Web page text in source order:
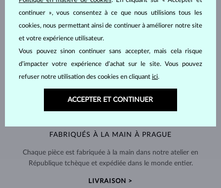
FABRIQUÉS À LA MAIN À PRAGUE
Chaque pièce est fabriquée à la main dans notre atelier en
République tchèque et expédiée dans le monde entier.
LIVRAISON >
continuer », vous consentez à ce que nous utilisions tous les
cookies, nous permettant ainsi de continuer à améliorer notre site
et votre expérience utilisateur.
Vous pouvez sinon continuer sans accepter, mais cela risque
d’impacter votre expérience d’achat sur le site. Vous pouvez
refuser notre utilisation des cookies en cliquant ici.
ACCEPTER ET CONTINUER